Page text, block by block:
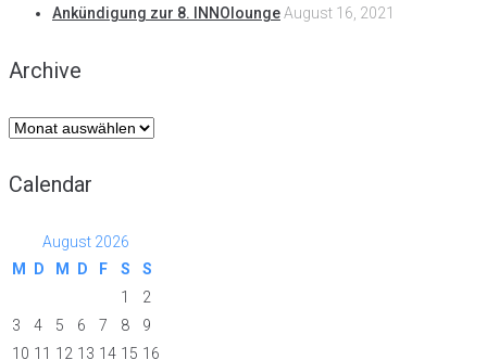
Ankündigung zur 8. INNOloungeAugust 16, 2021
Archive
Archive
Calendar
August 2026
M
D M D F S
S
1
2
3
4 5 6 7 8
9
10 11 12 13 14 15 16